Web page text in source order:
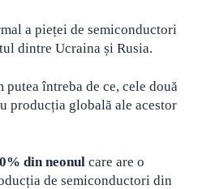
a pieței de semiconductori
dintre Ucraina și Rusia.
putea întreba de ce, cele două
producția globală ale acestor
din neonul care are o
de semiconductori din